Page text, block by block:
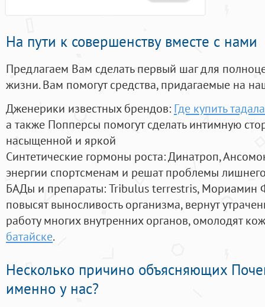
На пути к совершенству вместе с нами
Предлагаем Вам сделать первый шаг для
жизни. Вам помогут средства, придагаемые на
Дженерики известных брендов: Где купить
а также Попперсы помогут сделать интимную
насыщенной и яркой
Синтетические гормоны роста: Динатроп,
энергии спортсменам и решат проблемы
БАДы и препараты:Tribulus terrestris, Мориамин
повысят выносливость организма, вернут
работу многих внутренних органов, омолодят
батайске.
Несколько причино объясняющих
именно у нас?